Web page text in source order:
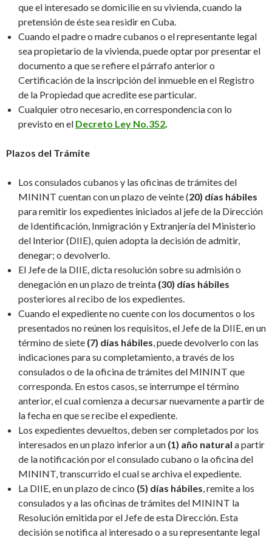
que el interesado se domicilie en su vivienda, cuando la
pretensión de éste sea residir en Cuba.
Cuando el padre o madre cubanos o el representante legal
sea propietario de la vivienda, puede optar por presentar el
documento a que se refiere el párrafo anterior o
Certificación de la inscripción del inmueble en el Registro
de la Propiedad que acredite ese particular.
Cualquier otro necesario, en correspondencia con lo
previsto en el Decreto Ley No.352
Plazos del Trámite
Los consulados cubanos y las oficinas de trámites del
MININT cuentan con un plazo de veinte (20) días hábiles
para remitir los expedientes iniciados al jefe de la Dirección
de Identificación, Inmigración y Extranjería del Ministerio
del Interior (DIIE), quien adopta la decisión de admitir,
denegar; o devolverlo.
El Jefe de la DIIE, dicta resolución sobre su admisión o
denegación en un plazo de treinta (30) días hábiles
posteriores al recibo de los expedientes.
Cuando el expediente no cuente con los documentos o los
presentados no reúnen los requisitos, el Jefe de la DIIE, en un
término de siete (7) días hábiles , puede devolverlo con las
indicaciones para su completamiento, a través de los
consulados o de la oficina de trámites del MININT que
corresponda. En estos casos, se interrumpe el término
anterior, el cual comienza a decursar nuevamente a partir de
la fecha en que se recibe el expediente.
Los expedientes devueltos, deben ser completados por los
interesados en un plazo inferior a un (1) año natural a partir
de la notificación por el consulado cubano o la oficina del
MININT, transcurrido el cual se archiva el expediente.
La DIIE, en un plazo de cinco (5) días hábiles , remite a los
consulados y a las oficinas de trámites del MININT la
Resolución emitida por el Jefe de esta Dirección. Esta
decisión se notifica al interesado o a su representante legal